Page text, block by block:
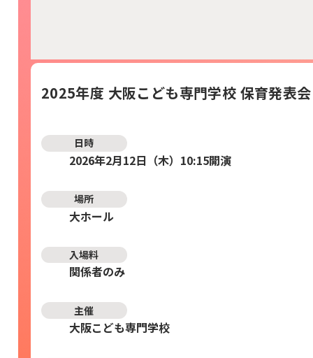
2025年度 大阪こども専門学校 保育発表会
日時
2026年2月12日（木）10:15開演
場所
大ホール
入場料
関係者のみ
主催
大阪こども専門学校